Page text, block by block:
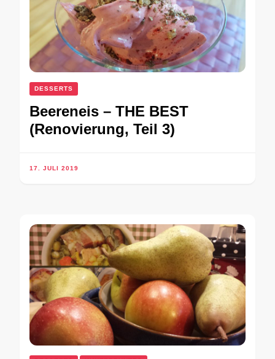
DESSERTS
Beereneis – THE BEST
(Renovierung, Teil 3)
17. JULI 2019